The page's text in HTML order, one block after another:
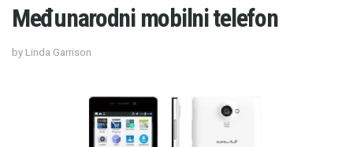
Međunarodni mobilni telefon
by Linda Garrison